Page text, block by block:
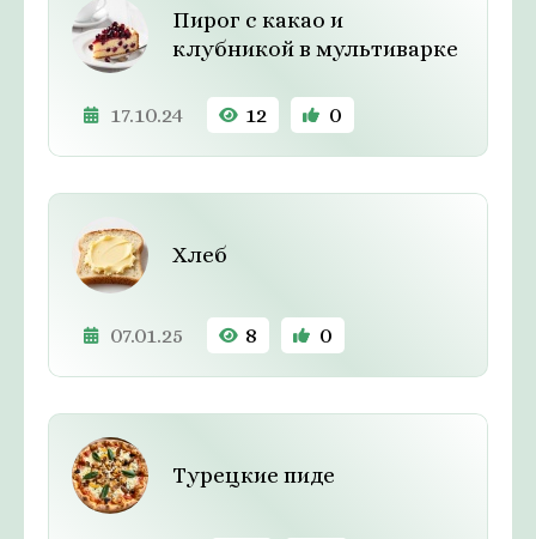
Пирог с какао и
клубникой в мультиварке
17.10.24 12 0
Хлеб
07.01.25 8 0
Турецкие пиде